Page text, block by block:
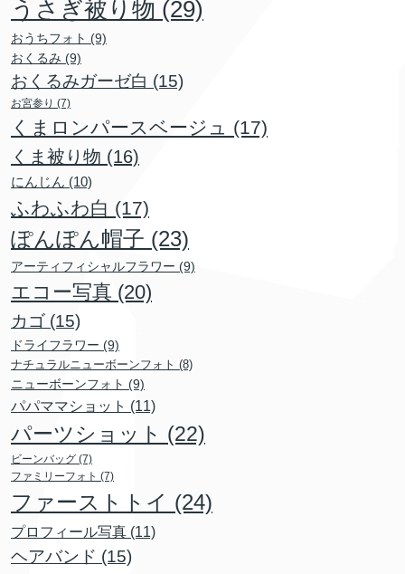
うさぎ被り物 (29)
おうちフォト (9)
おくるみ (9)
おくるみガーゼ白 (15)
お宮参り (7)
くまロンパースベージュ (17)
くま被り物 (16)
にんじん (10)
ふわふわ白 (17)
ぽんぽん帽子 (23)
アーティフィシャルフラワー (9)
エコー写真 (20)
カゴ (15)
ドライフラワー (9)
ナチュラルニューボーンフォト (8)
ニューボーンフォト (9)
パパママショット (11)
パーツショット (22)
ビーンバッグ (7)
ファミリーフォト (7)
ファーストトイ (24)
プロフィール写真 (11)
ヘアバンド (15)